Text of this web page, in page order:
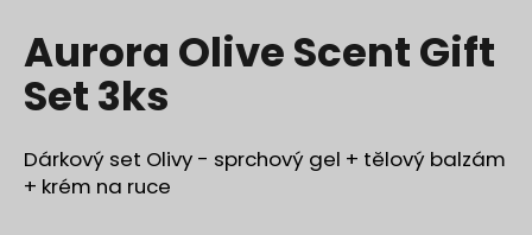
produktu
je
0,0
z
hvězdiček.
Aurora Olive Scent Gift
Set 3ks
Dárkový set Olivy - sprchový gel + tělový balzám
+ krém na ruce
D
o
o
r
u